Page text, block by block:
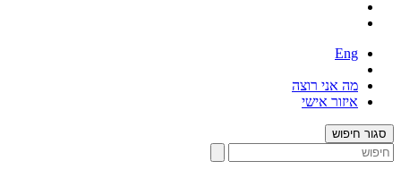
Eng
מה אני רוצה
איזור אישי
סגור חיפוש